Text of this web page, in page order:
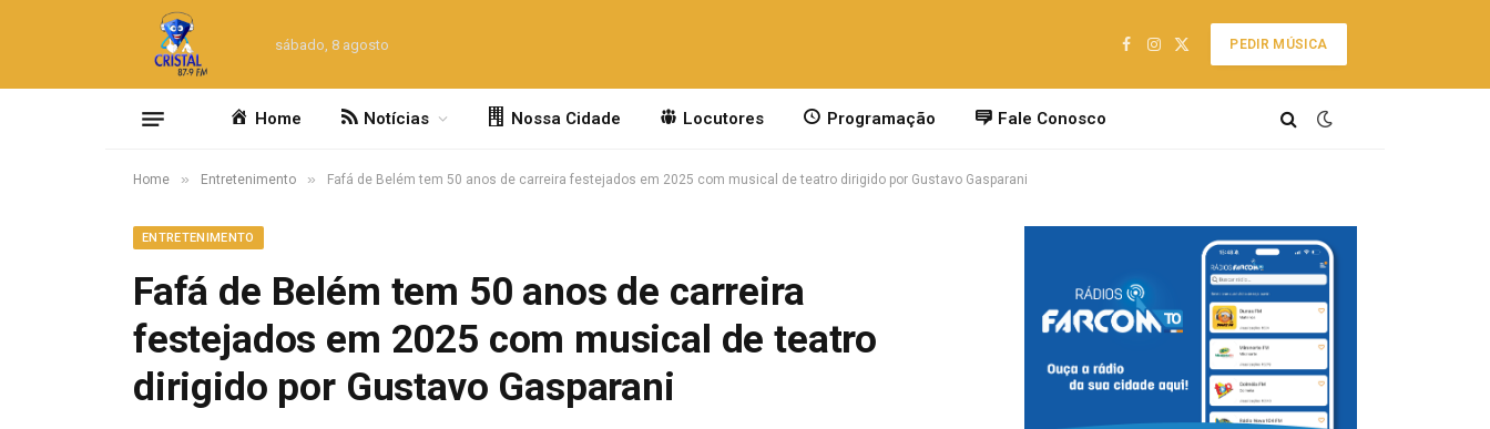
sábado, 8 agosto
Facebook
Instagram
X
PEDIR MÚSICA
Home Notícias Nossa Cidade Locutores Programação Fale Conosco
Home » Entretenimento » Fafá de Belém tem 50 anos de carreira festejados em 2025 com musical de teatro dirigido por Gustavo Gasparani
ENTRETENIMENTO
Fafá de Belém tem 50 anos de carreira
festejados em 2025 com musical de teatro
dirigido por Gustavo Gasparani